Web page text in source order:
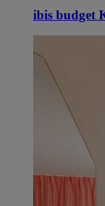
ibis budget